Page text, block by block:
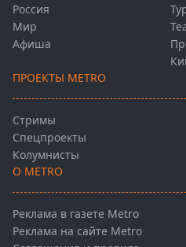
Россия
Мир
Афиша
ПРОЕКТЫ METRO
Стримы
Спецпроекты
Колумнисты
О METRO
Реклама в газете Metro
Реклама на сайте Metro